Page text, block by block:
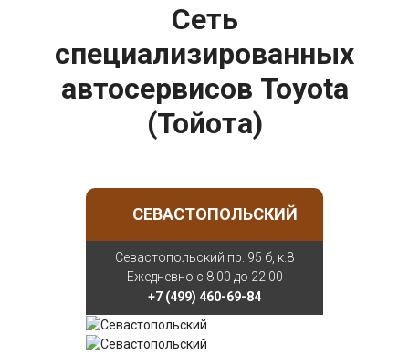
Сеть
специализированных
автосервисов Toyota
(Тойота)
СЕВАСТОПОЛЬСКИЙ
Севастопольский пр. 95 б, к.8
Ежедневно с 8:00 до 22:00
+7 (499) 460-69-84